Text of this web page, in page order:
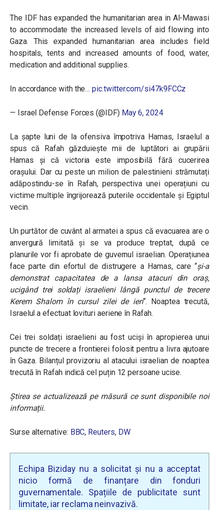
The IDF has expanded the humanitarian area in Al-Mawasi
to accommodate the increased levels of aid flowing into
Gaza. This expanded humanitarian area includes field
hospitals, tents and increased amounts of food, water,
medication and additional supplies.
In accordance with the…pic.twitter.com/si47k9FCCz
— Israel Defense Forces (@IDF) May 6, 2024
La șapte luni de la ofensiva împotriva Hamas, Israelul a
spus că Rafah găzduiește mii de luptători ai grupării
Hamas și că victoria este imposibilă fără cucerirea
orașului. Dar cu peste un milion de palestinieni strămutați
adăpostindu-se în Rafah, perspectiva unei operațiuni cu
victime multiple îngrijorează puterile occidentale și Egiptul
vecin.
Un purtător de cuvânt al armatei a spus că evacuarea are o
anvergură limitată și se va produce treptat, după ce
planurile vor fi aprobate de guvernul israelian. Operațiunea
face parte din efortul de distrugere a Hamas, care “și-a
demonstrat capacitatea de a lansa atacuri din oraș,
ucigând trei soldați israelieni lângă punctul de trecere
Kerem Shalom în cursul zilei de ieri“. Noaptea trecută,
Israelul a efectuat lovituri aeriene în Rafah.
Cei trei soldați israelieni au fost uciși în apropierea unui
puncte de trecere a frontierei folosit pentru a livra ajutoare
în Gaza. Bilanțul provizoriu al atacului israelian de noaptea
trecută în Rafah indică cel puțin 12 persoane ucise.
Știrea se actualizează pe măsură ce sunt disponibile noi
informații.
Surse alternative: BBC, Reuters, DW
Echipa Biziday nu a solicitat și nu a acceptat
nicio formă de finanțare din fonduri
guvernamentale. Spațiile de publicitate sunt
limitate, iar reclama neinvazivă.